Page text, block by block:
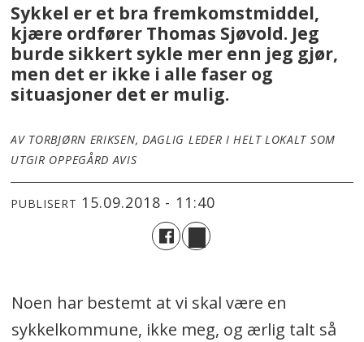
Sykkel er et bra fremkomstmiddel,
kjære ordfører Thomas Sjøvold. Jeg
burde sikkert sykle mer enn jeg gjør,
men det er ikke i alle faser og
situasjoner det er mulig.
AV TORBJØRN ERIKSEN, DAGLIG LEDER I HELT LOKALT SOM
UTGIR OPPEGÅRD AVIS
PUBLISERT 15.09.2018 - 11:40
Noen har bestemt at vi skal være en
sykkelkommune, ikke meg, og ærlig talt så